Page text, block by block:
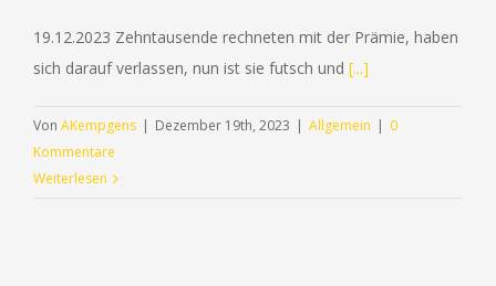
19.12.2023 Zehntausende rechneten mit der Prämie, haben
sich darauf verlassen, nun ist sie futsch und [...]
Von AKempgens | Dezember 19th, 2023 | Allgemein | 0
Kommentare
Weiterlesen